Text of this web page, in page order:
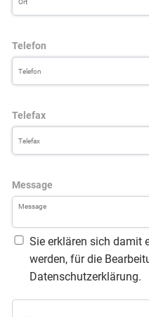
Telefon
Telefax
Message
Sie erklären sich damit
werden, für die
Datenschutzerklärung.